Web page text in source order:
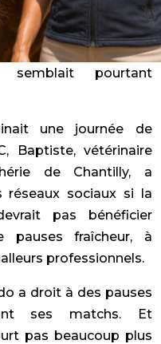
semblait pourtant
une journée de
Baptiste, vétérinaire
de Chantilly, a
réseaux sociaux si la
pas bénéficier
pauses fraîcheur, à
professionnels.
a droit à des pauses
ses matchs. Et
pas beaucoup plus